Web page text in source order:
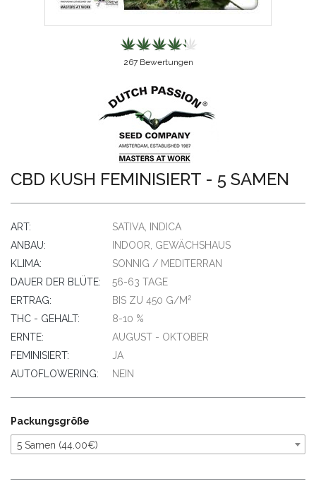
267Bewertungen
CBD KUSH FEMINISIERT - 5 SAMEN
ART:
SATIVA, INDICA
ANBAU:
INDOOR, GEWÄCHSHAUS
KLIMA:
SONNIG / MEDITERRAN
DAUER DER BLÜTE:
56-63 TAGE
ERTRAG:
BIS ZU 450 G/M2
THC - GEHALT:
8-10 %
ERNTE:
AUGUST - OKTOBER
FEMINISIERT:
JA
AUTOFLOWERING:
NEIN
Packungsgröße
5 Samen (44.00€)